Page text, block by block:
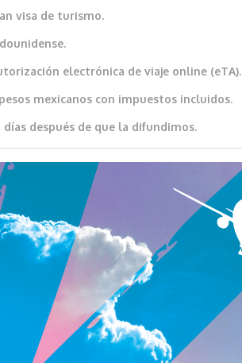
visa de turismo.
electrónica de viaje online (eTA).
mexicanos con impuestos incluidos.
después de que la difundimos.